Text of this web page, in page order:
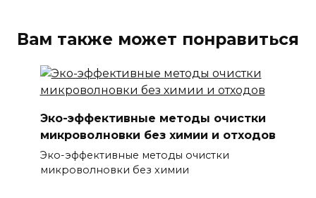
Вам также может понравиться
Эко-эффективные методы очистки
микроволновки без химии и отходов
Эко-эффективные методы очистки
микроволновки без химии